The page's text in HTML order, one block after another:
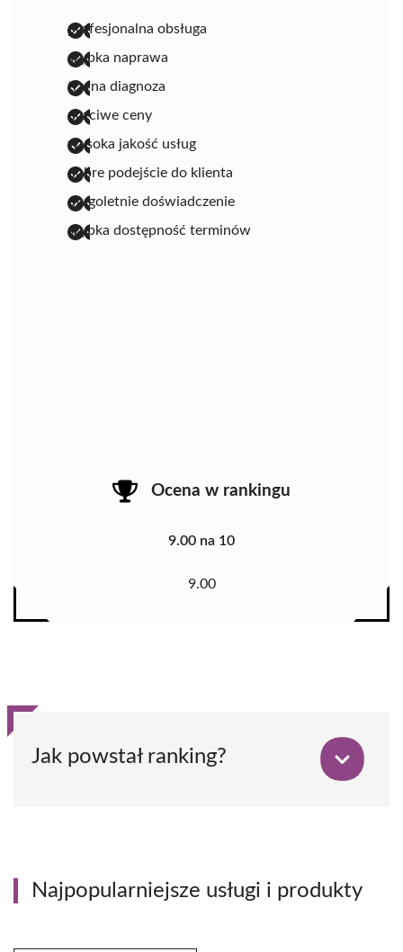
profesjonalna obsługa
szybka naprawa
trafna diagnoza
uczciwe ceny
wysoka jakość usług
dobre podejście do klienta
długoletnie doświadczenie
szybka dostępność terminów
Ocena w rankingu
9.00 na 10
9.00
Jak powstał ranking?
Najpopularniejsze usługi i produkty